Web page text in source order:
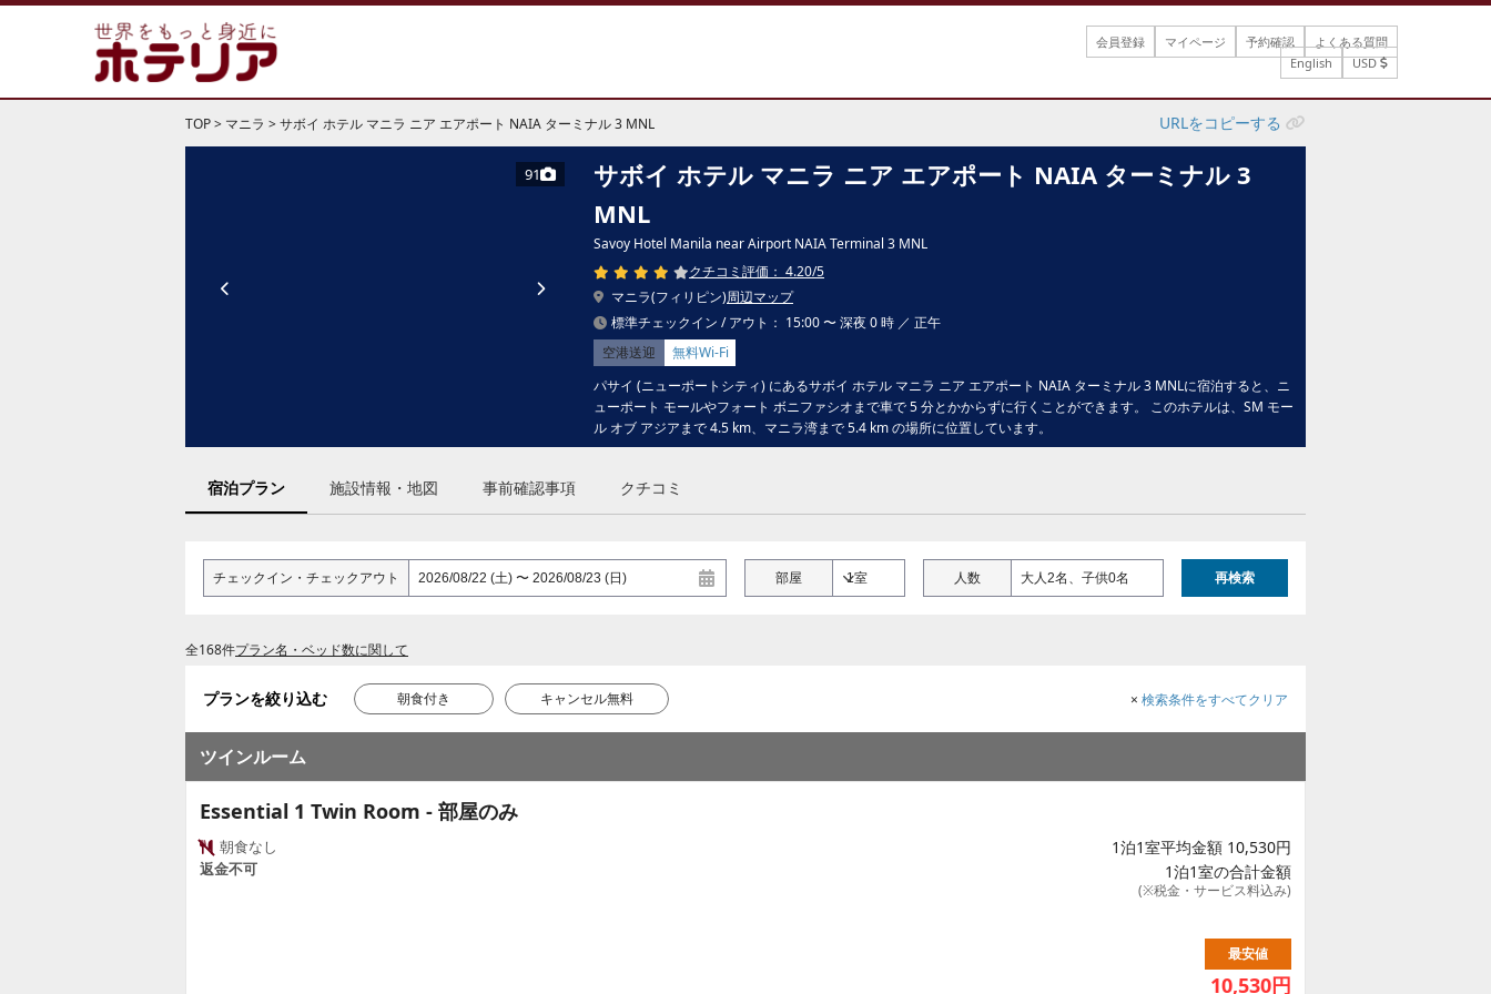
会員登録 マイページ 予約確認
よくある質問
English
USD
TOP> マニラ >サボイ ホテル マニラ ニア エアポート NAIA ターミナル 3 MNL URLをコピーする
91
サボイ ホテル マニラ ニア エアポート NAIA ターミナル 3
MNL
Savoy Hotel Manila near Airport NAIA Terminal 3 MNL
クチコミ評価： 4.20/5
マニラ(フィリピン)周辺マップ
標準チェックイン / アウト： 15:00 〜 深夜 0 時 ／ 正午
空港送迎
無料Wi-Fi
パサイ (ニューポートシティ) にあるサボイ ホテル マニラ ニア エアポート NAIA ターミナル 3 MNLに宿泊すると、ニ
ューポート モールやフォート ボニファシオまで車で 5 分とかからずに行くことができます。 このホテルは、SM モー
ル オブ アジアまで 4.5 km、マニラ湾まで 5.4 km の場所に位置しています。
宿泊プラン 施設情報・地図 事前確認事項 クチコミ
チェックイン ・ チェックアウト 部屋 人数 大人2名、子供0名 再検索
全168件プラン名・ベッド数に関して
プランを絞り込む 朝食付き キャンセル無料 × 検索条件をすべてクリア
ツインルーム
Essential 1 Twin Room - 部屋のみ
朝食なし
返金不可
1泊1室平均金額 10,530円
1泊1室の合計金額
(※税金・サービス料込み)
最安値
10,530円